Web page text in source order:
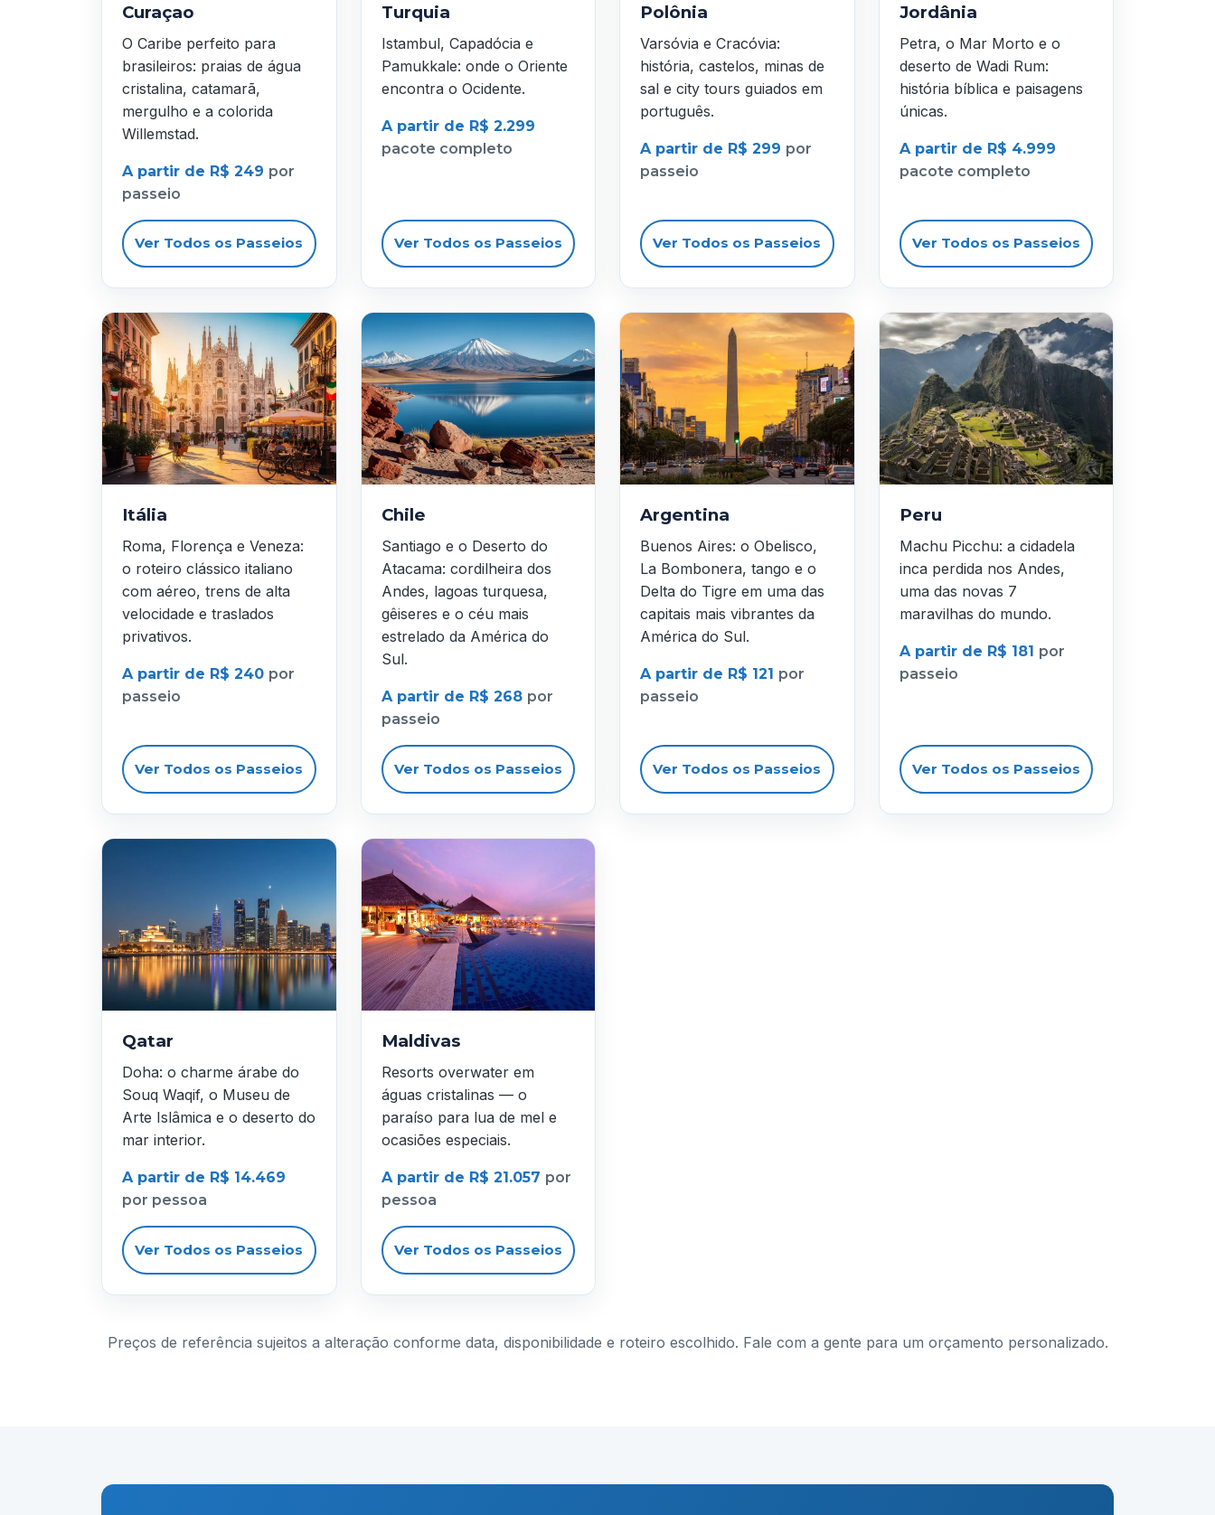
Curaçao
O Caribe perfeito para
brasileiros: praias de água
cristalina, catamarã,
mergulho e a colorida
Willemstad.
A partir de R$ 249 por
passeio
Ver Todos os Passeios
Turquia
Istambul, Capadócia e
Pamukkale: onde o Oriente
encontra o Ocidente.
A partir de R$ 2.299
pacote completo
Ver Todos os Passeios
Polônia
Varsóvia e Cracóvia:
história, castelos, minas de
sal e city tours guiados em
português.
A partir de R$ 299 por
passeio
Ver Todos os Passeios
Jordânia
Petra, o Mar Morto e o
deserto de Wadi Rum:
história bíblica e paisagens
únicas.
A partir de R$ 4.999
pacote completo
Ver Todos os Passeios
Itália
Roma, Florença e Veneza:
o roteiro clássico italiano
com aéreo, trens de alta
velocidade e traslados
privativos.
A partir de R$ 240 por
passeio
Ver Todos os Passeios
Chile
Santiago e o Deserto do
Atacama: cordilheira dos
Andes, lagoas turquesa,
gêiseres e o céu mais
estrelado da América do
Sul.
A partir de R$ 268 por
passeio
Ver Todos os Passeios
Argentina
Buenos Aires: o Obelisco,
La Bombonera, tango e o
Delta do Tigre em uma das
capitais mais vibrantes da
América do Sul.
A partir de R$ 121 por
passeio
Ver Todos os Passeios
Peru
Machu Picchu: a cidadela
inca perdida nos Andes,
uma das novas 7
maravilhas do mundo.
A partir de R$ 181 por
passeio
Ver Todos os Passeios
Qatar
Doha: o charme árabe do
Souq Waqif, o Museu de
Arte Islâmica e o deserto do
mar interior.
A partir de R$ 14.469
por pessoa
Ver Todos os Passeios
Maldivas
Resorts overwater em
águas cristalinas — o
paraíso para lua de mel e
ocasiões especiais.
A partir de R$ 21.057 por
pessoa
Ver Todos os Passeios
Preços de referência sujeitos a alteração conforme data, disponibilidade e roteiro escolhido. Fale com a gente para um orçamento personalizado.